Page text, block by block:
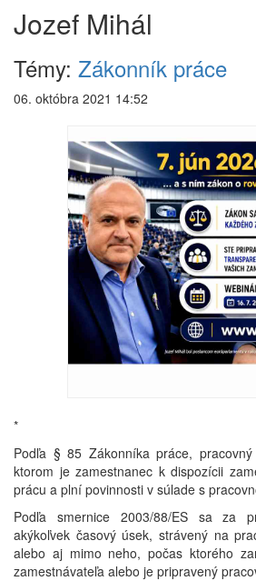
Jozef Mihál
Témy: Zákonník práce
06. októbra 2021 14:52
*
Podľa § 85 Zákonníka práce,
ktorom je zamestnanec k dispozícii
prácu a plní povinnosti v súlade s
Podľa smernice 2003/88/ES sa za
akýkoľvek časový úsek, strávený na
alebo aj mimo neho, počas ktorého
zamestnávateľa alebo je pripravený